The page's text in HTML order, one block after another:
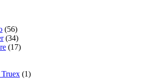
(56)
(34)
(17)
Truex (1)